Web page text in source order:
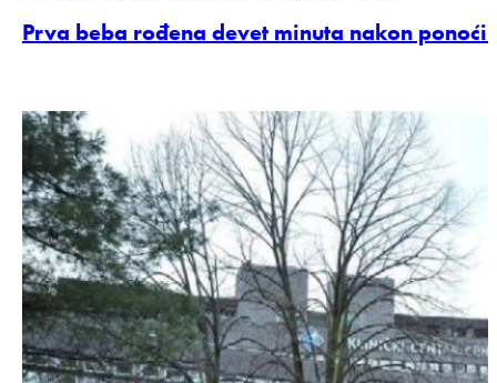
Prva beba rođena devet minuta nakon